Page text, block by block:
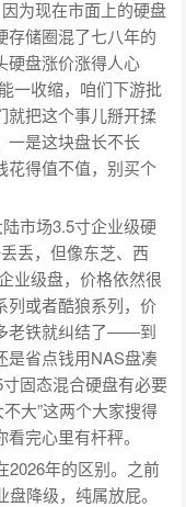
为现在市面上的硬盘
存储圈混了七八年的
硬盘涨价涨得人心
一收缩，咱们下游批
就把这个事儿掰开揉
一是这块盘长不长
花得值不值，别买个
市场3.5寸企业级硬
丢，但像东芝、西
业级盘，价格依然很
列或者酷狼系列，价
老铁就纠结了——到
是省点钱用NAS盘凑
固态混合硬盘有必要
大”这两个大家搜得
完心里有杆秤。
2026年的区别。之前
降级，纯属放屁。